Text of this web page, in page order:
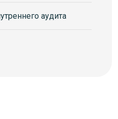
аудита